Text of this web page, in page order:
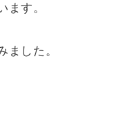
ます。
ました。